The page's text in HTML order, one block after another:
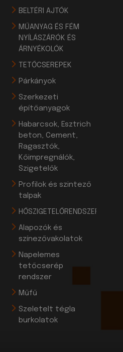
BELTÉRI AJTÓK
MŰANYAG ÉS FÉM
NYÍLÁSZÁRÓK ÉS
ÁRNYÉKOLÓK
TETŐCSEREPEK
Párkányok
Szerkezeti
építőanyagok
Habarcsok, Esztrich
beton, Cement,
Ragasztók,
Kőimpregnálók,
Szigetelők
Profilok és szintező
talpak
HŐSZIGETELŐRENDSZEREK
Alapozók és
színezővakolatok
Napelemes
tetőcserép
rendszer
Műfű
Szeletelt tégla
burkolatok